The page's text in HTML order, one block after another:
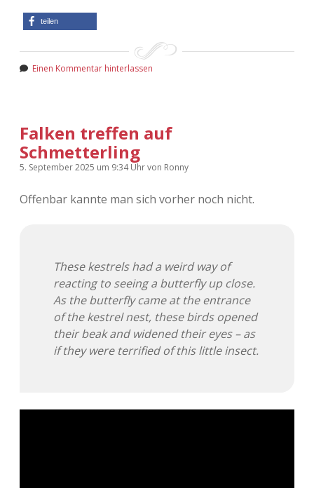
teilen
Einen Kommentar hinterlassen
Falken treffen auf
Schmetterling
5. September 2025 um 9:34 Uhrvon Ronny
Offenbar kannte man sich vorher noch nicht.
These kestrels had a weird way of
reacting to seeing a butterfly up close.
As the butterfly came at the entrance
of the kestrel nest, these birds opened
their beak and widened their eyes – as
if they were terrified of this little insect.